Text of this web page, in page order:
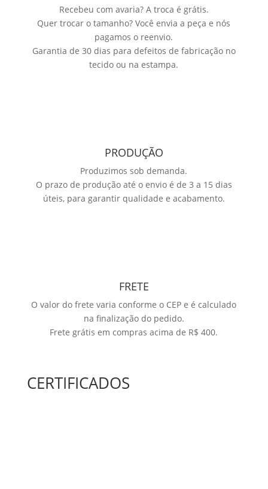
Recebeu com avaria? A troca é grátis.
Quer trocar o tamanho? Você envia a peça e nós
pagamos o reenvio.
Garantia de 30 dias para defeitos de fabricação no
tecido ou na estampa.
PRODUÇÃO
Produzimos sob demanda.
O prazo de produção até o envio é de 3 a 15 dias
úteis, para garantir qualidade e acabamento.
FRETE
O valor do frete varia conforme o CEP e é calculado
na finalização do pedido.
Frete grátis em compras acima de R$ 400.
CERTIFICADOS